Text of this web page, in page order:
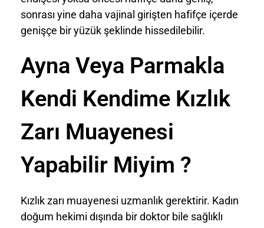
sonrası yine daha vajinal girişten hafifçe içerde
genişçe bir yüzük şeklinde hissedilebilir.
Ayna Veya Parmakla
Kendi Kendime Kızlık
Zarı Muayenesi
Yapabilir Miyim ?
Kızlık zarı muayenesi uzmanlık gerektirir. Kadın
doğum hekimi dışında bir doktor bile sağlıklı